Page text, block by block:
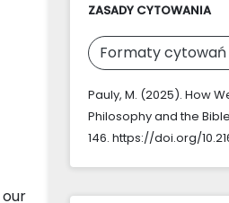
ZASADY CYTOWANIA
Formaty cytowań
Pauly, M. (2025). How
Philosophy and the
146. https://doi.org/